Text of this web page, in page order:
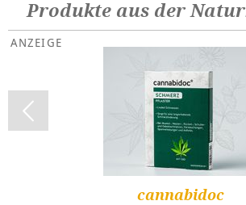
Produkte aus der
cannabidoc